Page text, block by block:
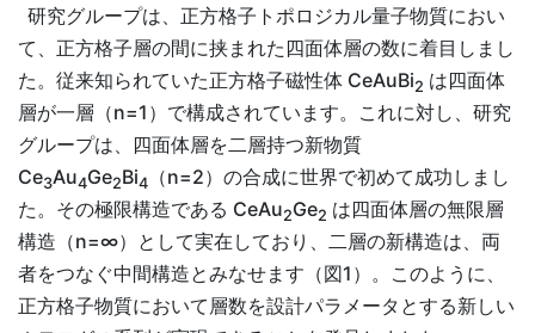
研究グループは、正方格子トポロジカル量子物質におい
て、正方格子層の間に挟まれた四面体層の数に着目しまし
た。従来知られていた正方格子磁性体 CeAuBi2 は四面体
層が一層（n=1）で構成されています。これに対し、研究
グループは、四面体層を二層持つ新物質
Ce3Au4Ge2Bi4
（n=2）の合成に世界で初めて成功しまし
た。その極限構造である CeAu2Ge2 は四面体層の無限層
構造（n=∞）として実在しており、二層の新構造は、両
者をつなぐ中間構造とみなせます（図1）。このように、
正方格子物質において層数を設計パラメータとする新しい